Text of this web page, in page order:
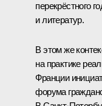
перекрёстного
и литератур.
В этом же
на практике
Франции
форума